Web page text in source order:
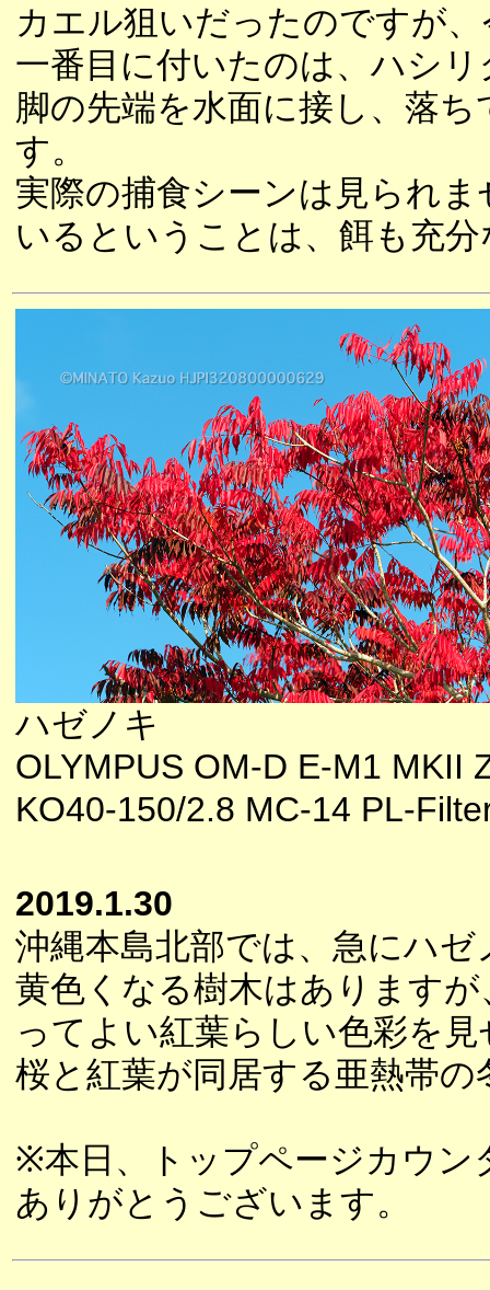
カエル狙いだったのですが
一番目に付いたのは、ハシ
脚の先端を水面に接し、落
す。
実際の捕食シーンは見られ
いるということは、餌も充
ハゼノキ
OLYMPUS OM-D E-M1 MKII
KO40-150/2.8 MC-14 PL-
2019.1.30
沖縄本島北部では、急にハ
黄色くなる樹木はあります
ってよい紅葉らしい色彩を
桜と紅葉が同居する亜熱帯の
※本日、トップページカウン
ありがとうございます。